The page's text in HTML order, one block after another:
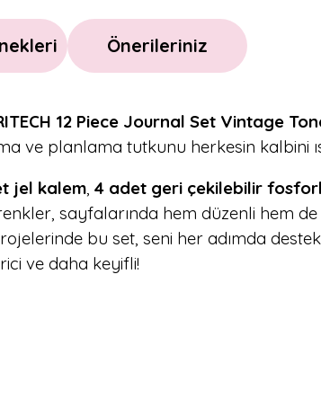
Önerileriniz
12 Piece Journal Set Vintage
ve planlama tutkunu herkesin kalbini
jel kalem, 4 adet geri çekilebilir
sayfalarında hem düzenli hem
bu set, seni her adımda
ve daha keyifli!